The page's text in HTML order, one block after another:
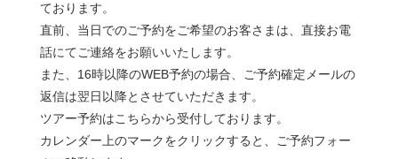
ております。
直前、当日でのご予約をご希望のお客さまは、直接お電
話にてご連絡をお願いいたします。
また、16時以降のWEB予約の場合、ご予約確定メールの
返信は翌日以降とさせていただきます。
ツアー予約はこちらから受付しております。
カレンダー上のマークをクリックすると、ご予約フォー